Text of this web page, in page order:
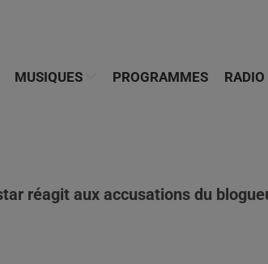
MUSIQUES PROGRAMMES RADIO
réagit aux accusations du